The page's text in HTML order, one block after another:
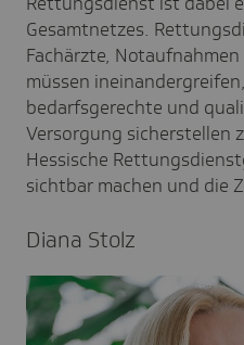
Gesamtnetzes.
Fachärzte,
müssen
bedarfsgerechte und
Versorgung sicherstellen
Hessische
sichtbar machen und die
Diana Stolz